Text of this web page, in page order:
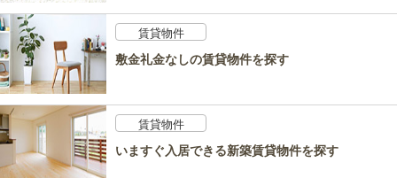
賃貸物件
敷金礼金なしの賃貸物件を探す
賃貸物件
いますぐ入居できる新築賃貸物件を探す